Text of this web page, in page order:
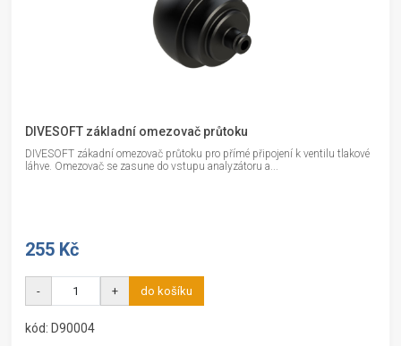
DIVESOFT základní omezovač průtoku
DIVESOFT zákadní omezovač průtoku pro přímé připojení k ventilu tlakové
láhve. Omezovač se zasune do vstupu analyzátoru a...
255 Kč
- + do košíku
kód: D90004